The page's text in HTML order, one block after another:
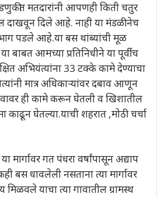
मतदारांनी आपणही किती चतुर
दाखवून दिले आहे. नाही या मंडळीनेच
पडले आहे.या बस थांब्यांची मूळ
बाबत आमच्या प्रतिनिधीने या पूर्वीच
अभियंत्यांना 33 टक्के कामे देण्याचा
मात्र अधिकाऱ्यांवर दबाव आणून
ही कामे करून घेतली व खिशातील
काढून घेतल्या.याची शहरात ,मोठी चर्चा
मार्गावर गत पंधरा वर्षांपासून अद्याप
बस धावलेली नसताना त्या मार्गावर
याचा त्या गावातील ग्रामस्थ